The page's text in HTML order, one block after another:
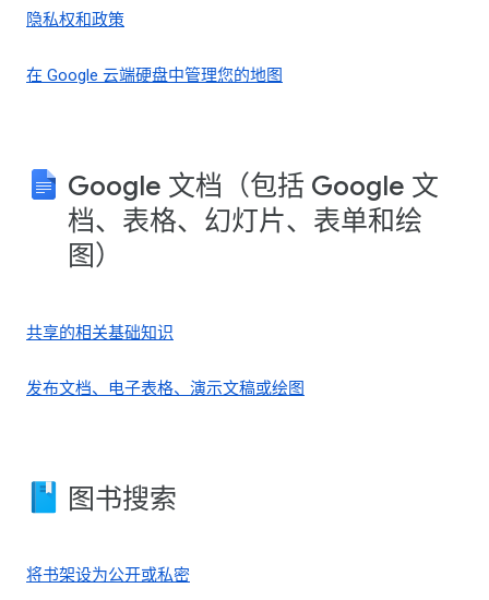
隐私权和政策
在 Google 云端硬盘中管理您的地图
Google 文档（包括 Google 文
档、表格、幻灯片、表单和绘
图）
共享的相关基础知识
发布文档、电子表格、演示文稿或绘图
图书搜索
将书架设为公开或私密